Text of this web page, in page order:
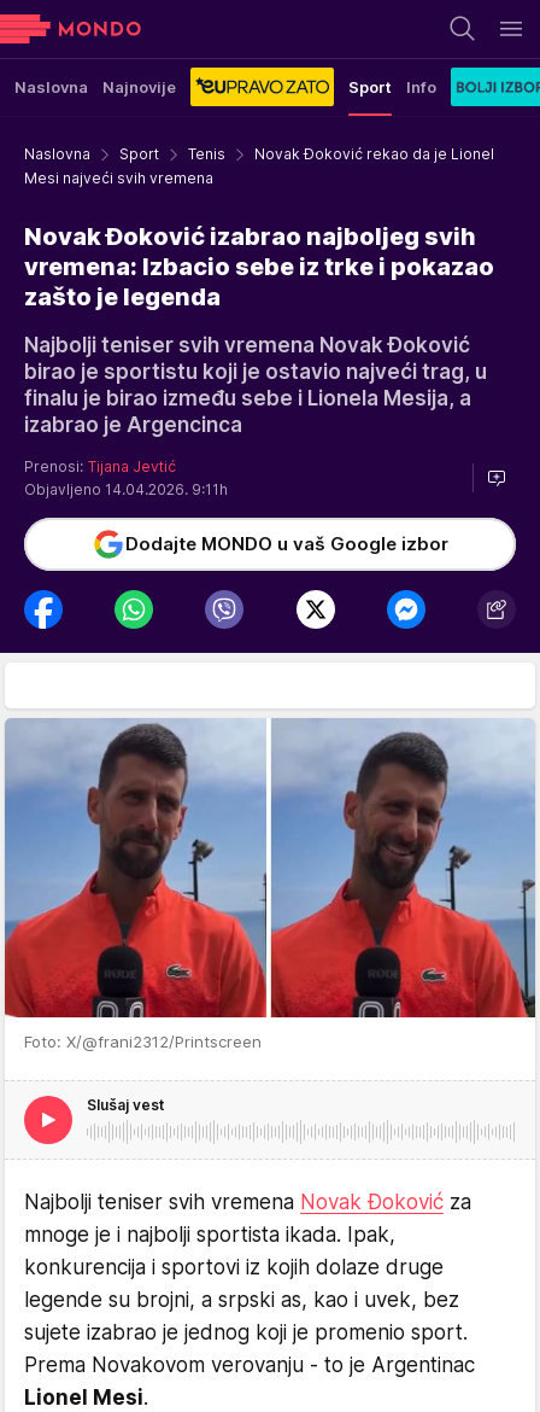
Naslovna Najnovije Sport Info
Naslovna Sport Tenis
Novak Đoković rekao da je Lionel
Mesi najveći svih vremena
Novak Đoković izabrao najboljeg svih
vremena: Izbacio sebe iz trke i pokazao
zašto je legenda
Najbolji teniser svih vremena Novak Đoković
birao je sportistu koji je ostavio najveći trag, u
finalu je birao između sebe i Lionela Mesija, a
izabrao je Argencinca
Prenosi: Tijana Jevtić
Objavljeno 14.04.2026. 9:11h
Dodajte MONDO u vaš Google izbor
Foto: X/@frani2312/Printscreen
Slušaj vest
Najbolji teniser svih vremena Novak Đoković za
mnoge je i najbolji sportista ikada. Ipak,
konkurencija i sportovi iz kojih dolaze druge
legende su brojni, a srpski as, kao i uvek, bez
sujete izabrao je jednog koji je promenio sport.
Prema Novakovom verovanju - to je Argentinac
Lionel Mesi.